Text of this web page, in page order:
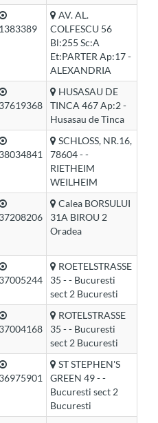
1383389
AV. AL.
COLFESCU 56
Bl:255 Sc:A
Et:PARTER Ap:17 -
ALEXANDRIA
37619368
HUSASAU DE
TINCA 467 Ap:2 -
Husasau de Tinca
38034841
SCHLOSS, NR.16,
78604 - -
RIETHEIM
WEILHEIM
37208206
Calea BORSULUI
31A BIROU 2
Oradea
37005244
ROETELSTRASSE
35 - - Bucuresti
sect 2 Bucuresti
37004168
ROTELSTRASSE
35 - - Bucuresti
sect 2 Bucuresti
36975901
ST STEPHEN'S
GREEN 49 - -
Bucuresti sect 2
Bucuresti